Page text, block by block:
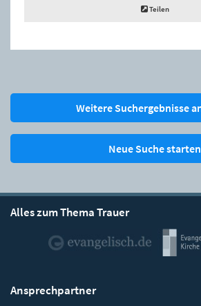
Teilen
Weitere Suchergebnisse
Neue Suche starten
Alles zum Thema Trauer
Ansprechpartner